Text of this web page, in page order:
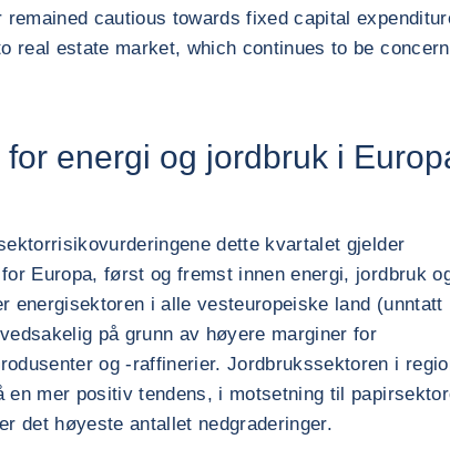
remained cautious towards fixed capital
real estate market, which continues to be
for energi og jordbruk i
dette kvartalet gjelder
Europa, først og fremst innen energi, jordbruk
energisektoren i alle vesteuropeiske land (unntatt
på grunn av høyere marginer for
og -raffinerier. Jordbrukssektoren i
en mer positiv tendens, i motsetning til
det høyeste antallet nedgraderinger.